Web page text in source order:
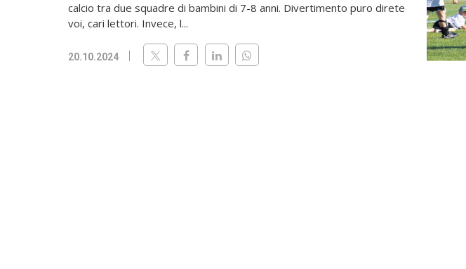
calcio tra due squadre di bambini di 7-8 anni. Divertimento puro direte
voi, cari lettori. Invece, l...
20.10.2024